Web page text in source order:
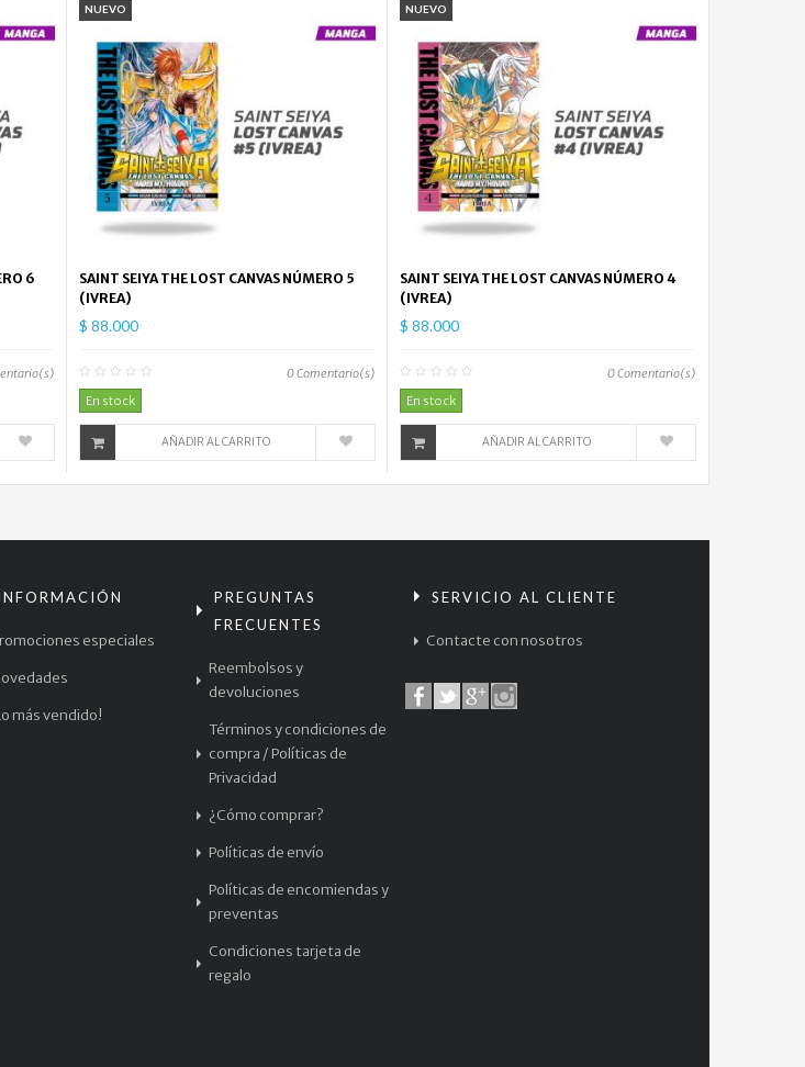
6
NUEVO
SAINT SEIYA THE LOST CANVAS NÚMERO 5
(IVREA)
$ 88.000
0Comentario(s)
En stock
AÑADIR AL CARRITO
NUEVO
SAINT SEIYA THE LOST CANVAS NÚMERO 4
(IVREA)
$ 88.000
0Comentario(s)
En stock
AÑADIR AL CARRITO
especiales
más vendido!
PREGUNTAS
FRECUENTES
Reembolsos y
devoluciones
Términos y condiciones de
compra / Políticas de
Privacidad
¿Cómo comprar?
Políticas de envío
Políticas de encomiendas y
preventas
Condiciones tarjeta de
regalo
SERVICIO AL CLIENTE
Contacte con nosotros